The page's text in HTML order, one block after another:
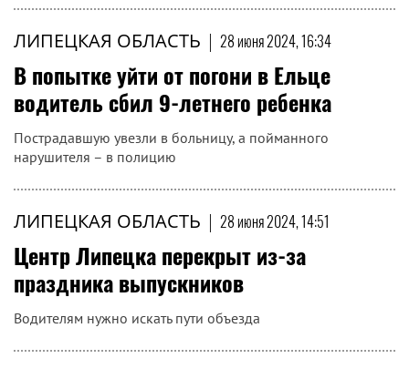
ЛИПЕЦКАЯ ОБЛАСТЬ | 28 июня 2024, 16:34
В попытке уйти от погони в Ельце
водитель сбил 9-летнего ребенка
Пострадавшую увезли в больницу, а пойманного
нарушителя – в полицию
ЛИПЕЦКАЯ ОБЛАСТЬ | 28 июня 2024, 14:51
Центр Липецка перекрыт из-за
праздника выпускников
Водителям нужно искать пути объезда